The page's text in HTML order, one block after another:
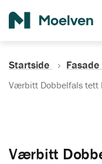
Startside
Værbitt Dobbelfals tett
Værbitt